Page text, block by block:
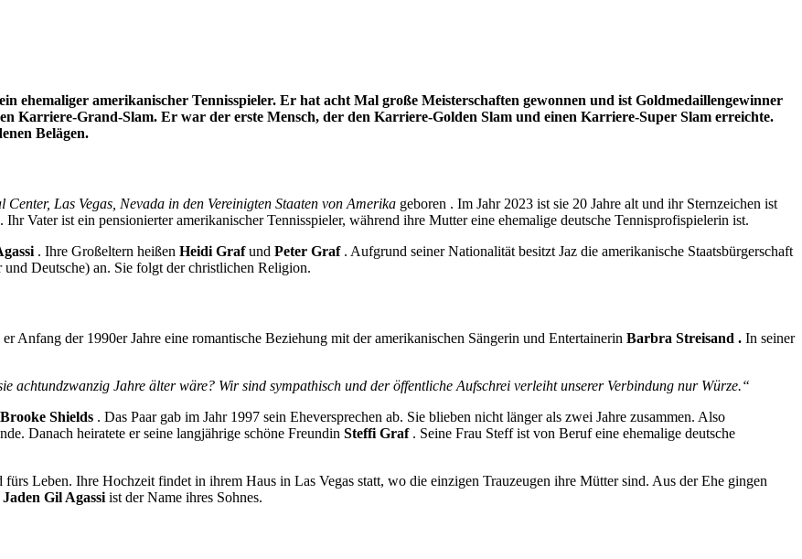
ehemaliger amerikanischer Tennisspieler. Er hat acht Mal große Meisterschaften gewonnen und ist Goldmedaillengewinner
Karriere-Grand-Slam. Er war der erste Mensch, der den Karriere-Golden Slam und einen Karriere-Super Slam erreichte.
Belägen.
Las Vegas, Nevada in den Vereinigten Staaten von Amerika geboren . Im Jahr 2023 ist sie 20 Jahre alt und ihr Sternzeichen ist
Ihr Vater ist ein pensionierter amerikanischer Tennisspieler, während ihre Mutter eine ehemalige deutsche Tennisprofispielerin ist.
. Ihre Großeltern heißen Heidi Grafund Peter Graf. Aufgrund seiner Nationalität besitzt Jaz die amerikanische Staatsbürgerschaft
Deutsche) an. Sie folgt der christlichen Religion.
Anfang der 1990er Jahre eine romantische Beziehung mit der amerikanischen Sängerin und Entertainerin Barbra Streisand . In seiner
achtundzwanzig Jahre älter wäre? Wir sind sympathisch und der öffentliche Aufschrei verleiht unserer Verbindung nur Würze.“
Brooke Shields . Das Paar gab im Jahr 1997 sein Eheversprechen ab. Sie blieben nicht länger als zwei Jahre zusammen. Also
Danach heiratete er seine langjährige schöne Freundin Steffi Graf. Seine Frau Steff ist von Beruf eine ehemalige deutsche
Leben. Ihre Hochzeit findet in ihrem Haus in Las Vegas statt, wo die einzigen Trauzeugen ihre Mütter sind. Aus der Ehe gingen
Jaden Gil Agassiist der Name ihres Sohnes.